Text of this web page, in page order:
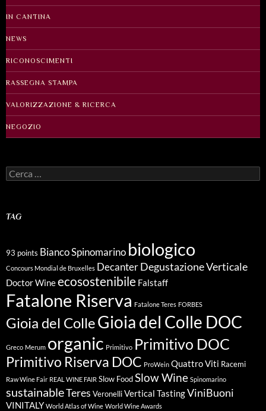
IN CANTINA
NEWS
RICONOSCIMENTI
RASSEGNA STAMPA
VALORIZZAZIONE & RICERCA
NEGOZIO
Ricerca
per:
TAG
93 points Bianco Spinomarino biologico
Concours Mondial de Bruxelles DecanterDegustazione Verticale
Doctor Wineecosostenibile Falstaff
Fatalone Riserva Fatalone Teres FORBES
Gioia del ColleGioia del Colle DOC
Greco Merum organic Primitivo Primitivo DOC
Primitivo Riserva DOC ProWein Quattro Viti Racemi
Raw Wine Fair REAL WINE FAIR Slow FoodSlow Wine Spinomarino
sustainableTeres VeronelliVertical TastingViniBuoni
VINITALY World Atlas of Wine World Wine Awards